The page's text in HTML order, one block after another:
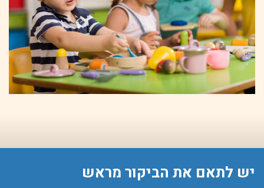
יש לתאם את הביקור מראש